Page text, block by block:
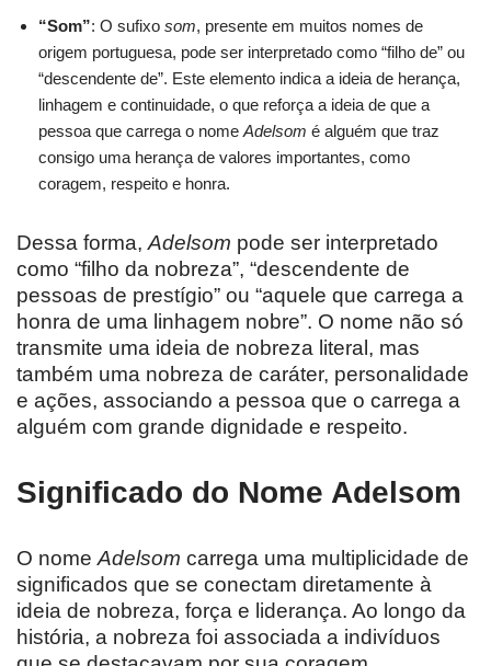
“Som”: O sufixo som, presente em muitos nomes de
origem portuguesa, pode ser interpretado como “filho de” ou
“descendente de”. Este elemento indica a ideia de herança,
linhagem e continuidade, o que reforça a ideia de que a
pessoa que carrega o nome Adelsom é alguém que traz
consigo uma herança de valores importantes, como
coragem, respeito e honra.
Dessa forma, Adelsom pode ser interpretado
como “filho da nobreza”, “descendente de
pessoas de prestígio” ou “aquele que carrega a
honra de uma linhagem nobre”. O nome não só
transmite uma ideia de nobreza literal, mas
também uma nobreza de caráter, personalidade
e ações, associando a pessoa que o carrega a
alguém com grande dignidade e respeito.
Significado do Nome Adelsom
O nome Adelsom carrega uma multiplicidade de
significados que se conectam diretamente à
ideia de nobreza, força e liderança. Ao longo da
história, a nobreza foi associada a indivíduos